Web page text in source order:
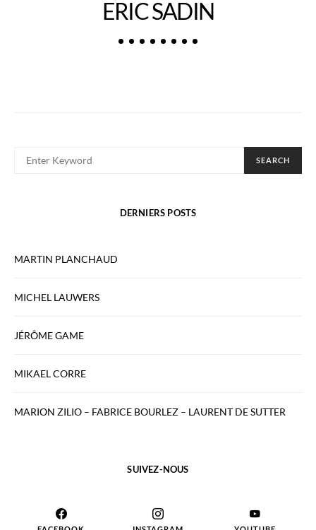
ERIC SADIN
SEARCH
DERNIERS POSTS
MARTIN PLANCHAUD
MICHEL LAUWERS
JÉRÔME GAME
MIKAEL CORRE
MARION ZILIO – FABRICE BOURLEZ – LAURENT DE SUTTER
SUIVEZ-NOUS